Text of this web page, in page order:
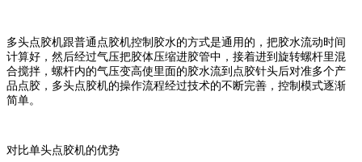
多头点胶机跟普通点胶机控制胶水的方式是通用的，把胶水流动时间
计算好，然后经过气压把胶体压缩进胶管中，接着进到旋转螺杆里混
合搅拌，螺杆内的气压变高使里面的胶水流到点胶针头后对准多个产
品点胶，多头点胶机的操作流程经过技术的不断完善，控制模式逐渐
简单。
对比单头点胶机的优势